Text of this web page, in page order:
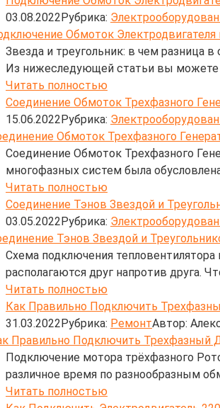
03.08.2022Рубрика:
Звезда и треугольник: в чем разница
Из нижеследующей статьи вы можете
Читать полностью
Соединение Обмоток Трехфазного
15.06.2022Рубрика:
Соединение Обмоток Трехфазного
многофазных систем была
Читать полностью
Соединение Тэнов Звездой и
03.05.2022Рубрика:
Схема подключения
располагаются друг напротив друга.
Читать полностью
Как Правильно Подключить
31.03.2022Рубрика: РемонтАвтор:
Подключение мотора трёхфазного
различное время по разнообразным
Читать полностью